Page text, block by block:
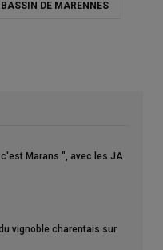
DE MARENNES
Marans ", avec les JA
vignoble charentais sur